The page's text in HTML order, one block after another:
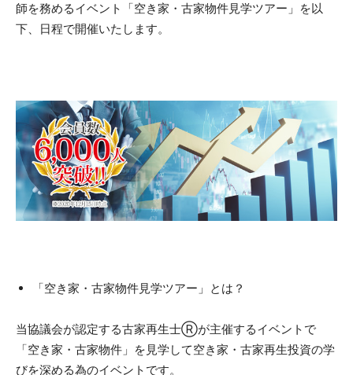
師を務めるイベント「空き家・古家物件見学ツアー」を以
下、日程で開催いたします。
「空き家・古家物件見学ツアー」とは？
当協議会が認定する古家再生士Ⓡが主催するイベントで
「空き家・古家物件」を見学して空き家・古家再生投資の学
びを深める為のイベントです。